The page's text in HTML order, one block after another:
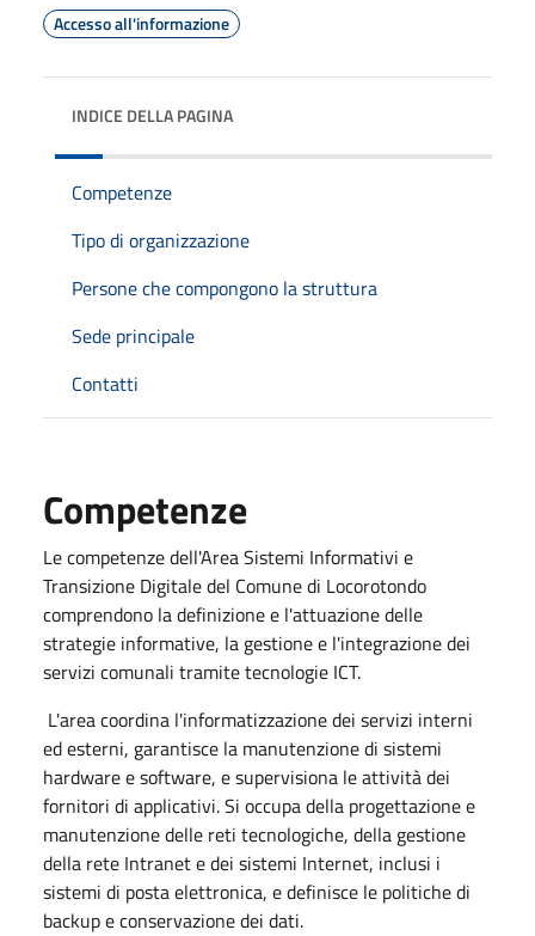
Accesso all'informazione
INDICE DELLA PAGINA
Competenze
Tipo di organizzazione
Persone che compongono la struttura
Sede principale
Contatti
Competenze
Le competenze dell'Area Sistemi Informativi e
Transizione Digitale del Comune di Locorotondo
comprendono la definizione e l'attuazione delle
strategie informative, la gestione e l'integrazione dei
servizi comunali tramite tecnologie ICT.
L'area coordina l'informatizzazione dei servizi interni
ed esterni, garantisce la manutenzione di sistemi
hardware e software, e supervisiona le attività dei
fornitori di applicativi. Si occupa della progettazione e
manutenzione delle reti tecnologiche, della gestione
della rete Intranet e dei sistemi Internet, inclusi i
sistemi di posta elettronica, e definisce le politiche di
backup e conservazione dei dati.